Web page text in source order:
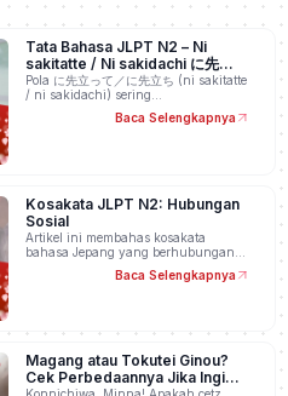
Tata Bahasa JLPT N2 – Ni
sakitatte / Ni sakidachi に先立っ
て／に先立ち
Pola に先立って／に先立ち (ni sakitatte
/ ni sakidachi) sering…
Baca Selengkapnya
Kosakata JLPT N2: Hubungan
Sosial
Artikel ini membahas kosakata
bahasa Jepang yang berhubungan…
Baca Selengkapnya
Magang atau Tokutei Ginou?
Cek Perbedaannya Jika Ingin